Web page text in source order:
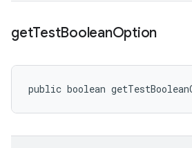
getTestBooleanOption
public boolean